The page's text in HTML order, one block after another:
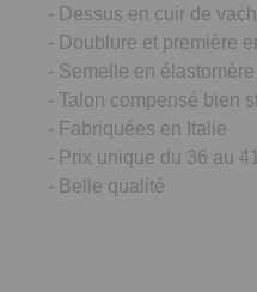
- Dessus en cuir de
- Doublure et première
- Semelle en élastomère
- Talon compensé bien
- Fabriquées en Italie
- Prix unique du 36 au 41
- Belle qualité